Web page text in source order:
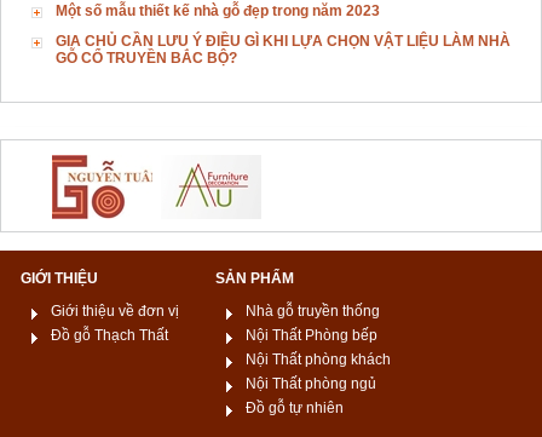
Một số mẫu thiết kế nhà gỗ đẹp trong năm 2023
GIA CHỦ CẦN LƯU Ý ĐIỀU GÌ KHI LỰA CHỌN VẬT LIỆU LÀM NHÀ
GỖ CỔ TRUYỀN BẮC BỘ?
GIỚI THIỆU
Giới thiệu về đơn vị
Đồ gỗ Thạch Thất
SẢN PHẨM
Nhà gỗ truyền thống
Nội Thất Phòng bếp
Nội Thất phòng khách
Nội Thất phòng ngủ
Đồ gỗ tự nhiên